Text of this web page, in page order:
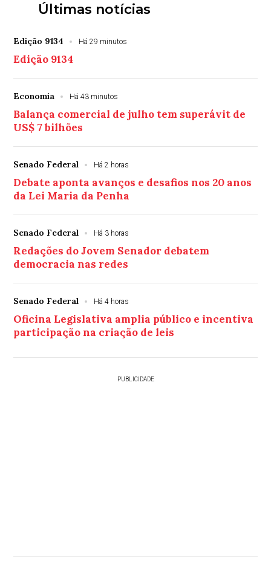
Últimas notícias
Edição 9134 Há 29 minutos
Edição 9134
Economia Há 43 minutos
Balança comercial de julho tem superávit de
US$ 7 bilhões
Senado Federal Há 2 horas
Debate aponta avanços e desafios nos 20 anos
da Lei Maria da Penha
Senado Federal Há 3 horas
Redações do Jovem Senador debatem
democracia nas redes
Senado Federal Há 4 horas
Oficina Legislativa amplia público e incentiva
participação na criação de leis
PUBLICIDADE